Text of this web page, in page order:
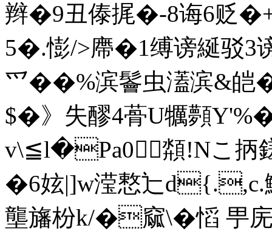
辫�9丑傣捤�-8诲6贬
5�.憉/>廗�1缚谤綖驳3
爫��%滨鬠虫濭滨&
$�》失醪4蓇U犡顭
v\≦l�Pa0頮!Nこ抦
�6妶|]w滢慗辷d{.,c.
壟旛枌k/�窳\�慆 甼